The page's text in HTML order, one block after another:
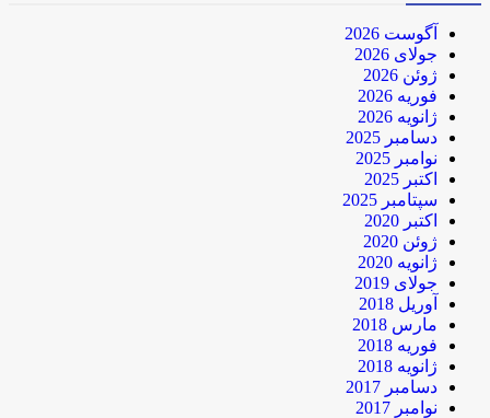
آگوست 2026
جولای 2026
ژوئن 2026
فوریه 2026
ژانویه 2026
دسامبر 2025
نوامبر 2025
اکتبر 2025
سپتامبر 2025
اکتبر 2020
ژوئن 2020
ژانویه 2020
جولای 2019
آوریل 2018
مارس 2018
فوریه 2018
ژانویه 2018
دسامبر 2017
نوامبر 2017